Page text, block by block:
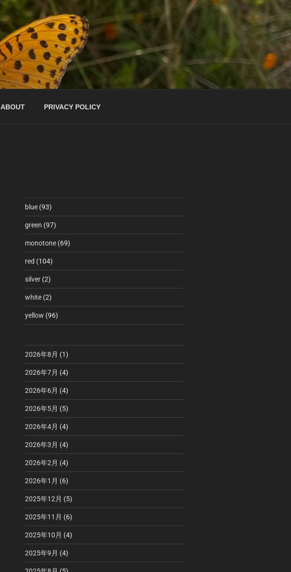
ABOUT PRIVACY POLICY
blue(93)
green (97)
monotone(69)
red (104)
silver(2)
white(2)
yellow (96)
2026年8月 (1)
2026年7月 (4)
2026年6月 (4)
2026年5月 (5)
2026年4月 (4)
2026年3月 (4)
2026年2月 (4)
2026年1月 (6)
2025年12月 (5)
2025年11月 (6)
2025年10月 (4)
2025年9月 (4)